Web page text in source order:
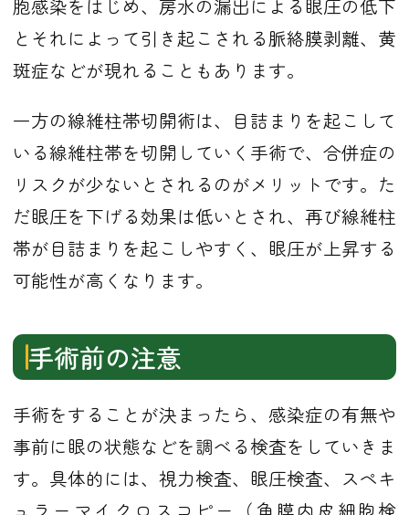
胞感染をはじめ、房水の漏出による眼圧の低下
とそれによって引き起こされる脈絡膜剥離、黄
斑症などが現れることもあります。
一方の線維柱帯切開術は、目詰まりを起こして
いる線維柱帯を切開していく手術で、合併症の
リスクが少ないとされるのがメリットです。た
だ眼圧を下げる効果は低いとされ、再び線維柱
帯が目詰まりを起こしやすく、眼圧が上昇する
可能性が高くなります。
手術前の注意
手術をすることが決まったら、感染症の有無や
事前に眼の状態などを調べる検査をしていきま
す。具体的には、視力検査、眼圧検査、スペキ